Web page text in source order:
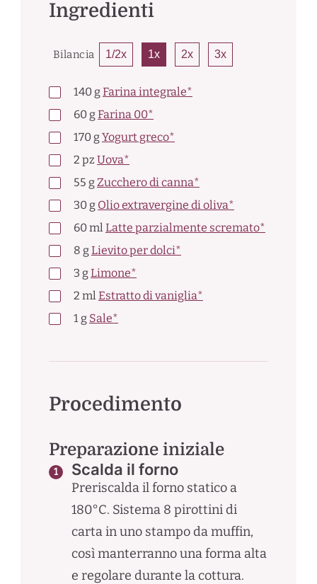
Ingredienti
Bilancia 1/2x 1x 2x 3x
140 gFarina integrale*
60 gFarina 00*
170 gYogurt greco*
2 pz Uova*
55 g Zucchero di canna*
30 g Olio extravergine di oliva*
60ml Latte parzialmente scremato*
8 gLievito per dolci*
3 gLimone*
2 ml Estratto di vaniglia*
1 g Sale*
Procedimento
Preparazione iniziale
Scalda il forno
Preriscalda il forno statico a
180°C. Sistema 8 pirottini di
carta in uno stampo da muffin,
così manterranno una forma alta
e regolare durante la cottura.